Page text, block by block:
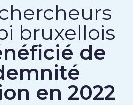
bruxellois
de
en 2022